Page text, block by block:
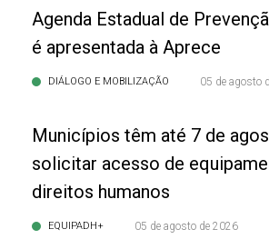
Agenda Estadual de
é apresentada à Aprece
DIÁLOGO E MOBILIZAÇÃO 05 de agosto
Municípios têm até 7 de
solicitar acesso de
direitos humanos
EQUIPADH+ 05 de agosto de 2026